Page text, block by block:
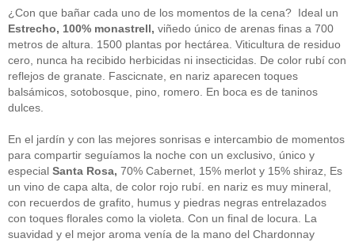
Guipuzcoa
(2)
(1)
Joan Roca(2)
libros (2)
Madrid(4)
mejores-productos (3)
México(1)
Murcia
quesos(3)
Restaurantes
rutas de tapas
(2)
Setas(1)
Sin categoría(348)
solidaridad(1)
tapas (2)
¿Con que bañar cada uno de los momentos de la cena? Ideal un
Estrecho, 100% monastrell, viñedo único de arenas finas a 700
metros de altura. 1500 plantas por hectárea. Viticultura de residuo
cero, nunca ha recibido herbicidas ni insecticidas. De color rubí con
reflejos de granate. Fascicnate, en nariz aparecen toques
balsámicos, sotobosque, pino, romero. En boca es de taninos
dulces.
En el jardín y con las mejores sonrisas e intercambio de momentos
para compartir seguíamos la noche con un exclusivo, único y
especial Santa Rosa, 70% Cabernet, 15% merlot y 15% shiraz, Es
un vino de capa alta, de color rojo rubí. en nariz es muy mineral,
con recuerdos de grafito, humus y piedras negras entrelazados
con toques florales como la violeta. Con un final de locura. La
suavidad y el mejor aroma venía de la mano del Chardonnay